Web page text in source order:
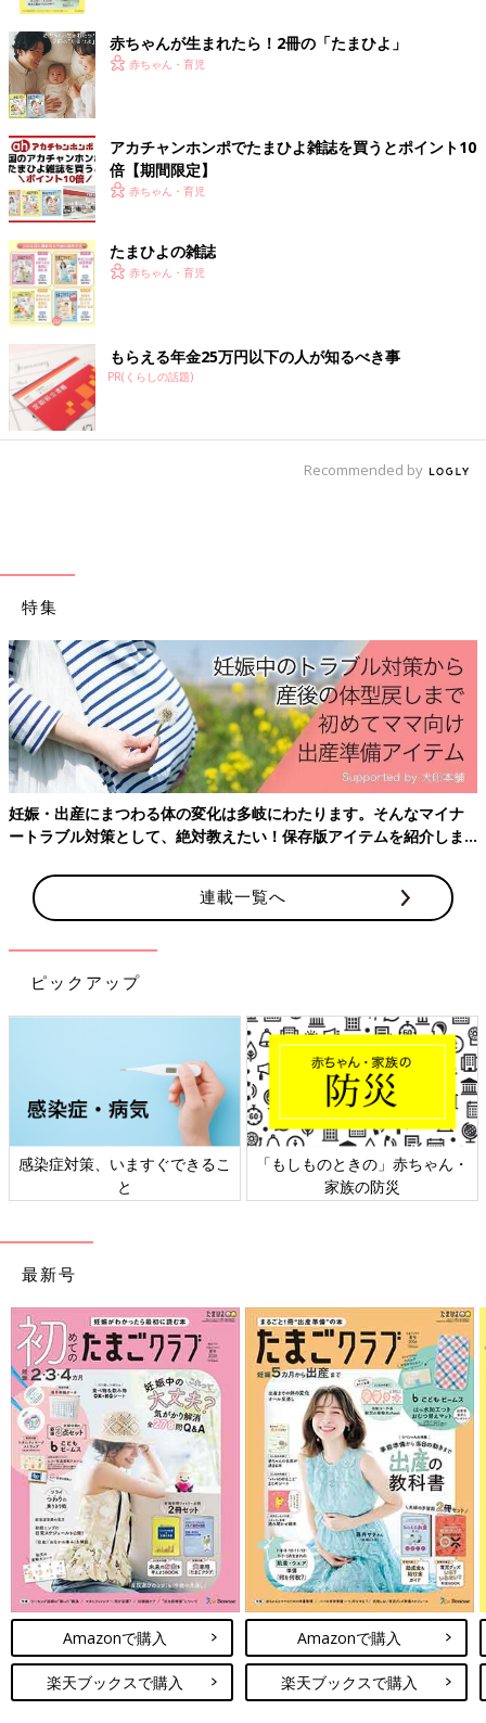
ね。これからの時期には、キャンプやBBQなど、たくさん活躍
してくれそう！食品や飲み物など、たっぷり入れたいときにはバ
ッチリですね♪
ウェットティッシュも入れられて便利！ミッフィー
のトートバッグ＆ランチバッグ
好みの色と柄で、お気に入りになりそうな予感！とのこと。バッ
んだとか。可愛くて便利なデザインですね！
水筒で夏の水分補給！「保温・保冷でき
る」「長く使える」おすすめアイテム4
選
暑い夏を乗り越えるなら、保冷ができる水筒を
持ち歩きたいですよね。最近では機能性はもち
ろんデザインが可愛い水筒も大人気！今回はイ
ンスタで話題の水筒を紹介します。これから子
ども向けの水筒を買いたいと考えている方は、
ご紹介した保冷バッグは、どれも使い勝手が良さそうなものばか
バッグもあるので、好きなブランドとのコラボバッグがあるかチ
ェックしてみるのもおすすめですよ。ぜひこの夏、手に入れてみ
があります。あらかじめご了承ください。
●記事の内容は2023年7月の情報で、現在と異なる場合がありま
赤ちゃんが生まれたら！2冊の「たまひよ」
赤ちゃん・育児
アカチャンホンポでたまひよ雑誌を買うとポイント10
倍【期間限定】
赤ちゃん・育児
たまひよの雑誌
赤ちゃん・育児
もらえる年金25万円以下の人が知るべき事
PR(くらしの話題)
Recommended by
特集
妊娠・出産にまつわる体の変化は多岐にわたります。そんなマイナ
ートラブル対策として、絶対教えたい！保存版アイテムを紹介しま
連載一覧へ
ピックアップ
感染症対策、いますぐできるこ
と
「もしものときの」赤ちゃん・
家族の防災
最新号
Amazonで購入
楽天ブックスで購入
Amazonで購入
楽天ブックスで購入